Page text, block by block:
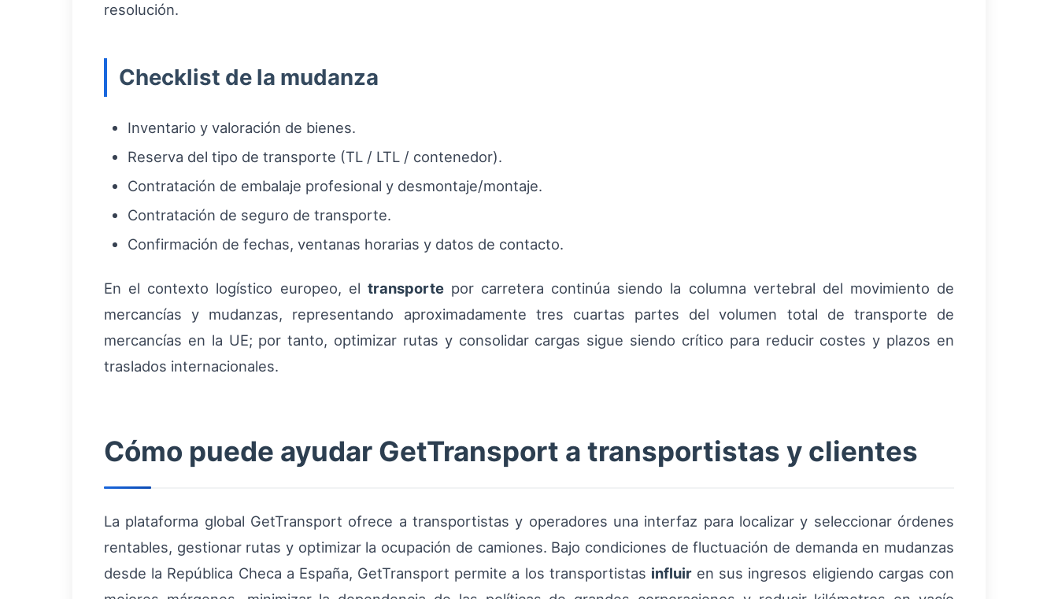
resolución.
Checklist de la mudanza
Inventario y valoración de bienes.
Reserva del tipo de transporte (TL / LTL / contenedor).
Contratación de embalaje profesional y desmontaje/montaje.
Contratación de seguro de transporte.
Confirmación de fechas, ventanas horarias y datos de contacto.
En el contexto logístico europeo, el transportepor carretera continúa siendo la columna vertebral del movimiento de
mercancías y mudanzas, representando aproximadamente tres cuartas partes del volumen total de transporte de
mercancías en la UE; por tanto, optimizar rutas y consolidar cargas sigue siendo crítico para reducir costes y plazos en
traslados internacionales.
Cómo puede ayudar GetTransport a transportistas y clientes
La plataforma global GetTransport ofrece a transportistas y operadores una interfaz para localizar y seleccionar órdenes
rentables, gestionar rutas y optimizar la ocupación de camiones. Bajo condiciones de fluctuación de demanda en mudanzas
desde la República Checa a España, GetTransport permite a los transportistas influiren sus ingresos eligiendo cargas con